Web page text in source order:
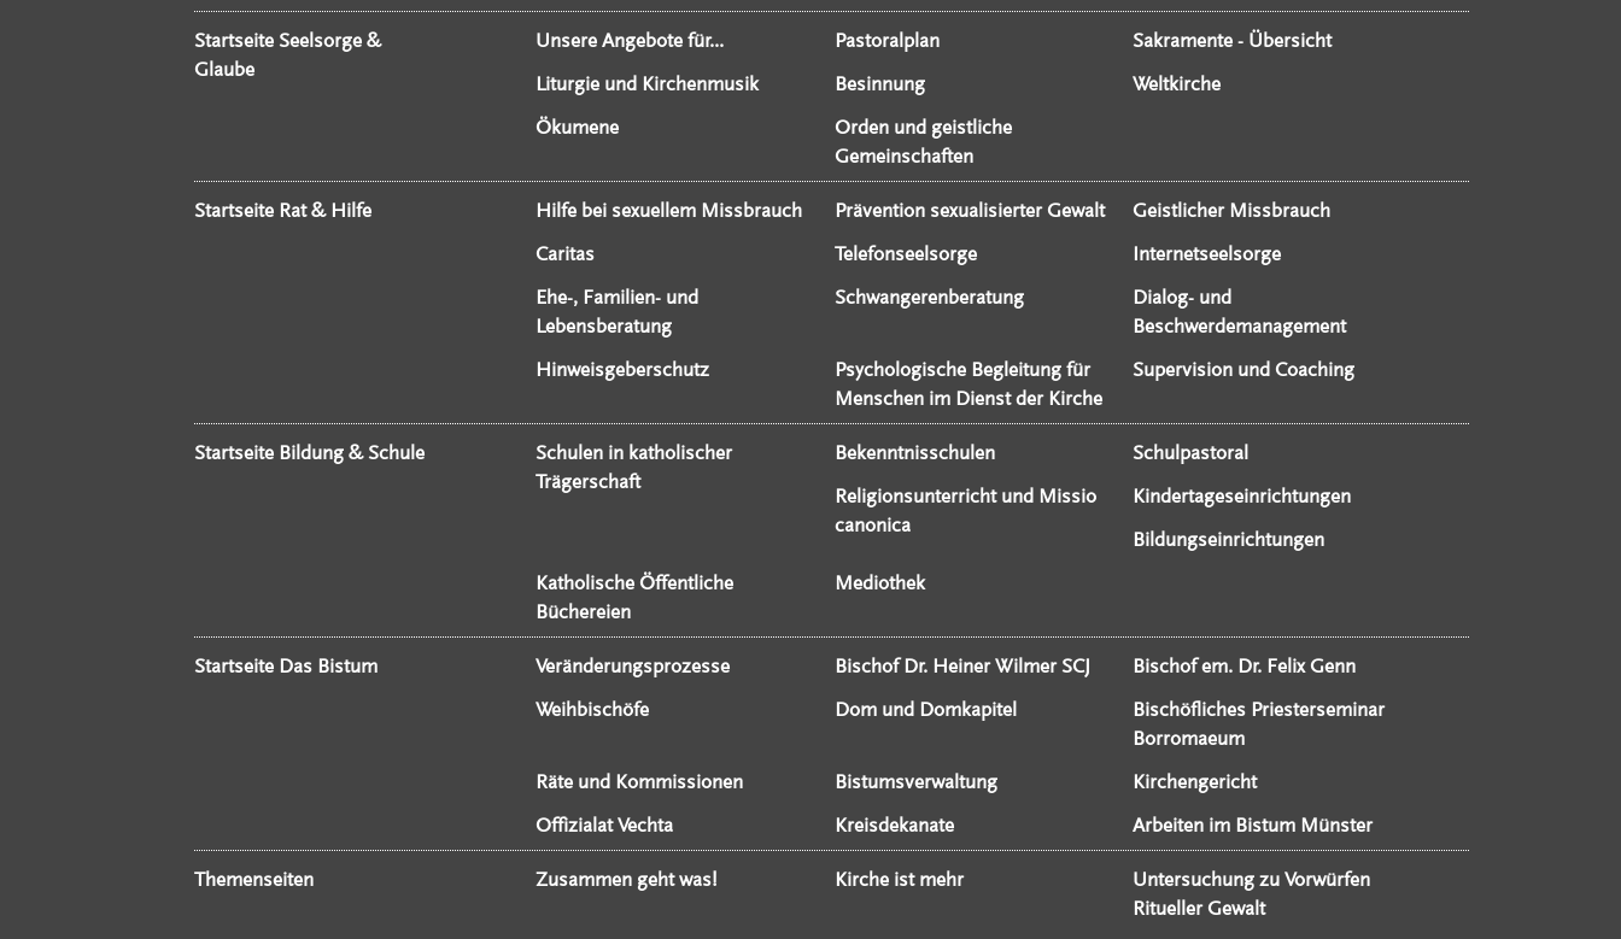
Startseite Seelsorge &
Glaube
Unsere Angebote für... Pastoralplan
Sakramente - Übersicht
Liturgie und Kirchenmusik
Besinnung
Weltkirche
Ökumene
Orden und geistliche
Gemeinschaften
Startseite Rat & Hilfe Hilfe bei sexuellem Missbrauch Prävention sexualisierter Gewalt
Geistlicher Missbrauch
Caritas
Telefonseelsorge
Internetseelsorge
Ehe-, Familien- und
Lebensberatung
Schwangerenberatung
Dialog- und
Beschwerdemanagement
Hinweisgeberschutz
Psychologische Begleitung für
Menschen im Dienst der Kirche
Supervision und Coaching
Startseite Bildung & Schule
Schulen in katholischer
Trägerschaft
Bekenntnisschulen
Schulpastoral
Religionsunterricht und Missio
canonica
Kindertageseinrichtungen
Bildungseinrichtungen
Katholische Öffentliche
Büchereien
Mediothek
Startseite Das Bistum Veränderungsprozesse Bischof Dr. Heiner Wilmer SCJ
Bischof em. Dr. Felix Genn
Weihbischöfe
Dom und Domkapitel
Bischöfliches Priesterseminar
Borromaeum
Räte und Kommissionen
Bistumsverwaltung
Kirchengericht
Offizialat Vechta
Kreisdekanate Arbeiten im Bistum Münster
Themenseiten Zusammen geht was! Kirche ist mehr
Untersuchung zu Vorwürfen
Ritueller Gewalt